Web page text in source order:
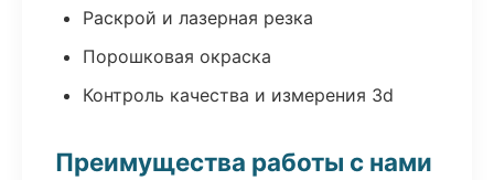
Раскрой и лазерная резка
Порошковая окраска
Контроль качества и измерения 3d
Преимущества работы с нами